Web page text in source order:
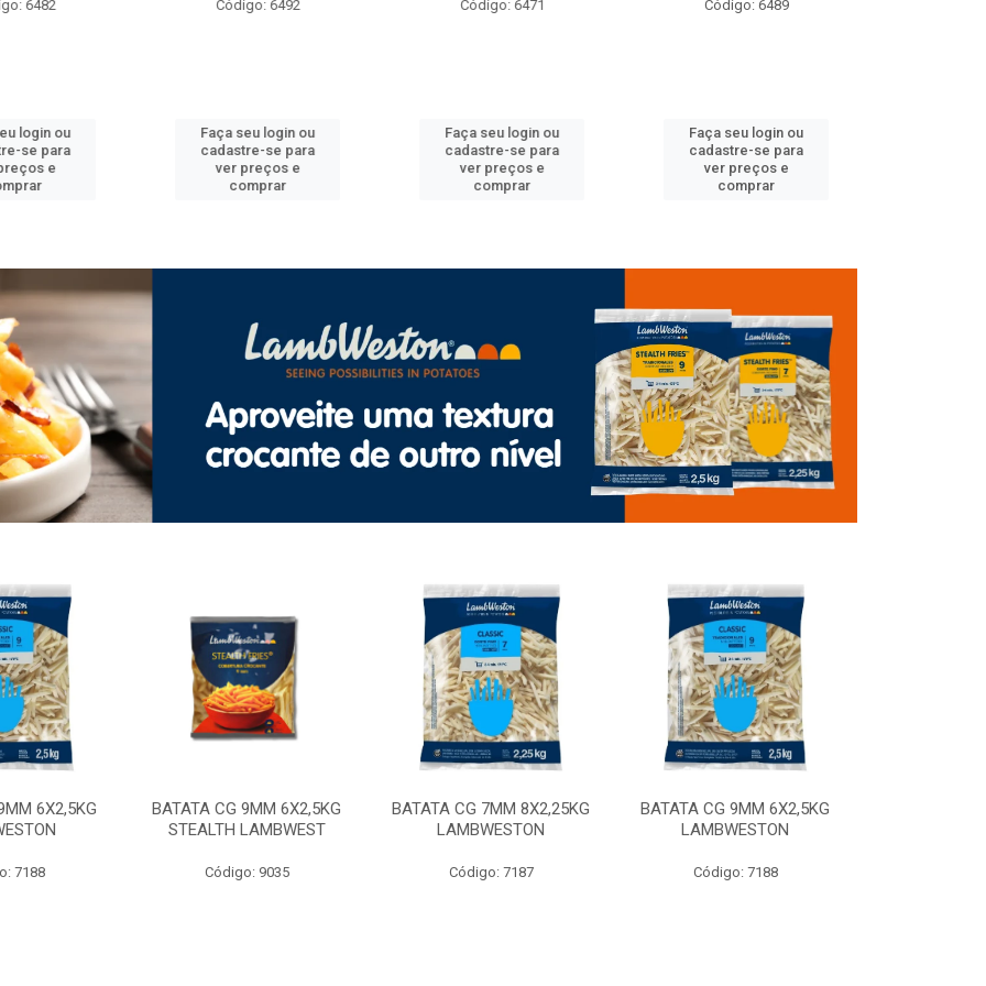
6482
login ou
se para
e
Código: 6492
Faça seu login ou
cadastre-se para
ver preços e
comprar
Código: 6471
Faça seu login ou
cadastre-se para
ver preços e
comprar
Código: 6489
Faça seu login ou
cadastre-se para
ver preços e
comprar
6X2,5KG
7188
BATATA CG 9MM 6X2,5KG
STEALTH LAMBWEST
Código: 9035
BATATA CG 7MM 8X2,25KG
LAMBWESTON
Código: 7187
BATATA CG 9MM 6X2,5KG
LAMBWESTON
Código: 7188